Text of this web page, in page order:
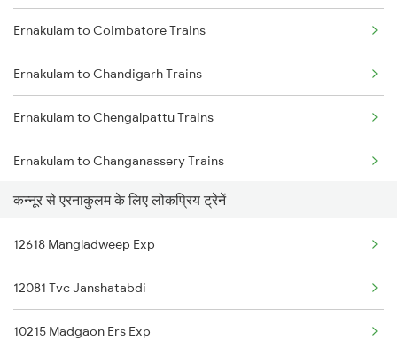
Kannur to Kalletumkara Trains
Kannur to Indore Trains
Kannur to Jamnagar Trains
Kannur to Jabalpur Trains
Kannur to Jhansi Trains
Kannur to Jaipur Trains
Ernakulam to Coimbatore Trains
Ernakulam to Chandigarh Trains
Ernakulam to Chengalpattu Trains
Ernakulam to Changanassery Trains
Ernakulam to Chiplun Trains
Ernakulam to Cheruvathur Trains
Ernakulam to Chalakudy Trains
Ernakulam to Kozhikode Trains
कन्नूर से एरनाकुलम के लिए लोकप्रिय ट्रेनें
12618 Mangladweep Exp
12081 Tvc Janshatabdi
10215 Madgaon Ers Exp